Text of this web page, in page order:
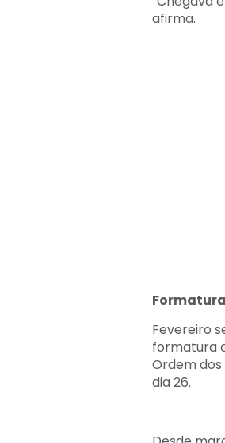
afirma.
Formatura
Fevereiro
formatura
Ordem dos
dia 26.